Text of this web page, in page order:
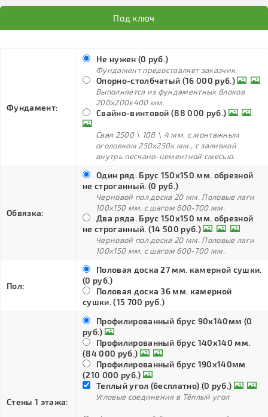
Под ключ
Фундамент:
Не нужен (0 руб.)
Фундамент предоставляет заказчик.
Опорно-столбчатый (16 000 руб.)
Выполняется из фундаментных блоков
200х200х400 мм.
Свайно-винтовой (88 000 руб.)
Свая 2500 \ 108 \ 4 мм. с монтажным
оголовком 250х250х мм., с заливкой
внутрь песчано-цементной смесью.
Обвязка:
Один ряд. Брус 150х150 мм. обрезной
не строганный. (0 руб.)
Черновой пол доска 20 мм. Половые лаги
100х150 мм. с шагом 600-700 мм.
Два ряда. Брус 150х150 мм. обрезной
не строганный. (14 500 руб.)
Черновой пол доска 20 мм. Половые лаги
100х150 мм. с шагом 600-700 мм.
Пол:
Половая доска 27 мм. камерной сушки.
(0 руб.)
Половая доска 36 мм. камерной
сушки. (15 700 руб.)
Стены 1 этажа:
Профилированный брус 90х140мм (0
руб.)
Профилированный брус 140х140 мм.
(84 000 руб.)
Профилированный брус 190х140мм
(210 000 руб.)
Теплый угол (бесплатно) (0 руб.)
Угловые соединения в Тёплый угол